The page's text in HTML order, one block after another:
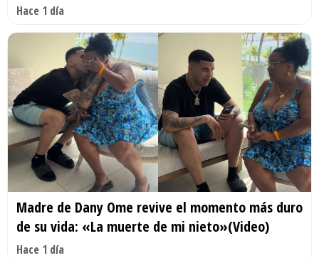
Hace 1 día
Madre de Dany Ome revive el momento más duro
de su vida: «La muerte de mi nieto»(Video)
Hace 1 día